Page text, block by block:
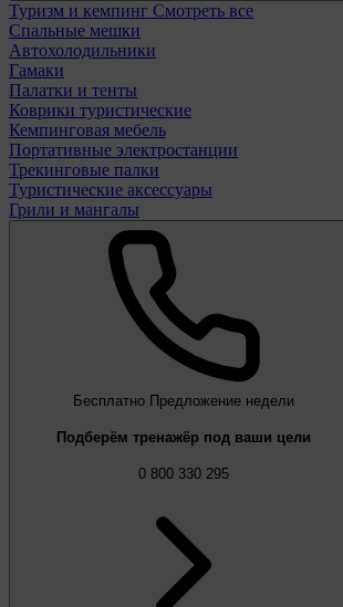
Туризм и кемпинг Смотреть все
Спальные мешки
Автохолодильники
Гамаки
Палатки и тенты
Коврики туристические
Кемпинговая мебель
Портативные электростанции
Трекинговые палки
Туристические аксессуары
Грили и мангалы
Бесплатно Предложение недели
Подберём тренажёр под ваши цели
0 800 330 295